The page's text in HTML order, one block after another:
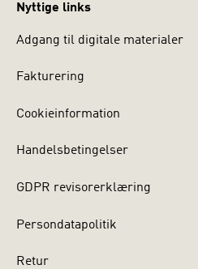
Nyttige links
Adgang til digitale materialer
Fakturering
Cookieinformation
Handelsbetingelser
GDPR revisorerklæring
Persondatapolitik
Retur